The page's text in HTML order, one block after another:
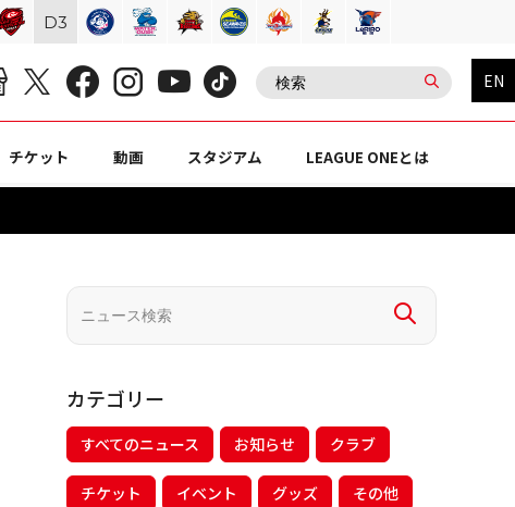
EN
チケット 動画 スタジアム LEAGUE ONEとは
カテゴリー
すべてのニュース お知らせ クラブ
チケット イベント グッズ その他
D3